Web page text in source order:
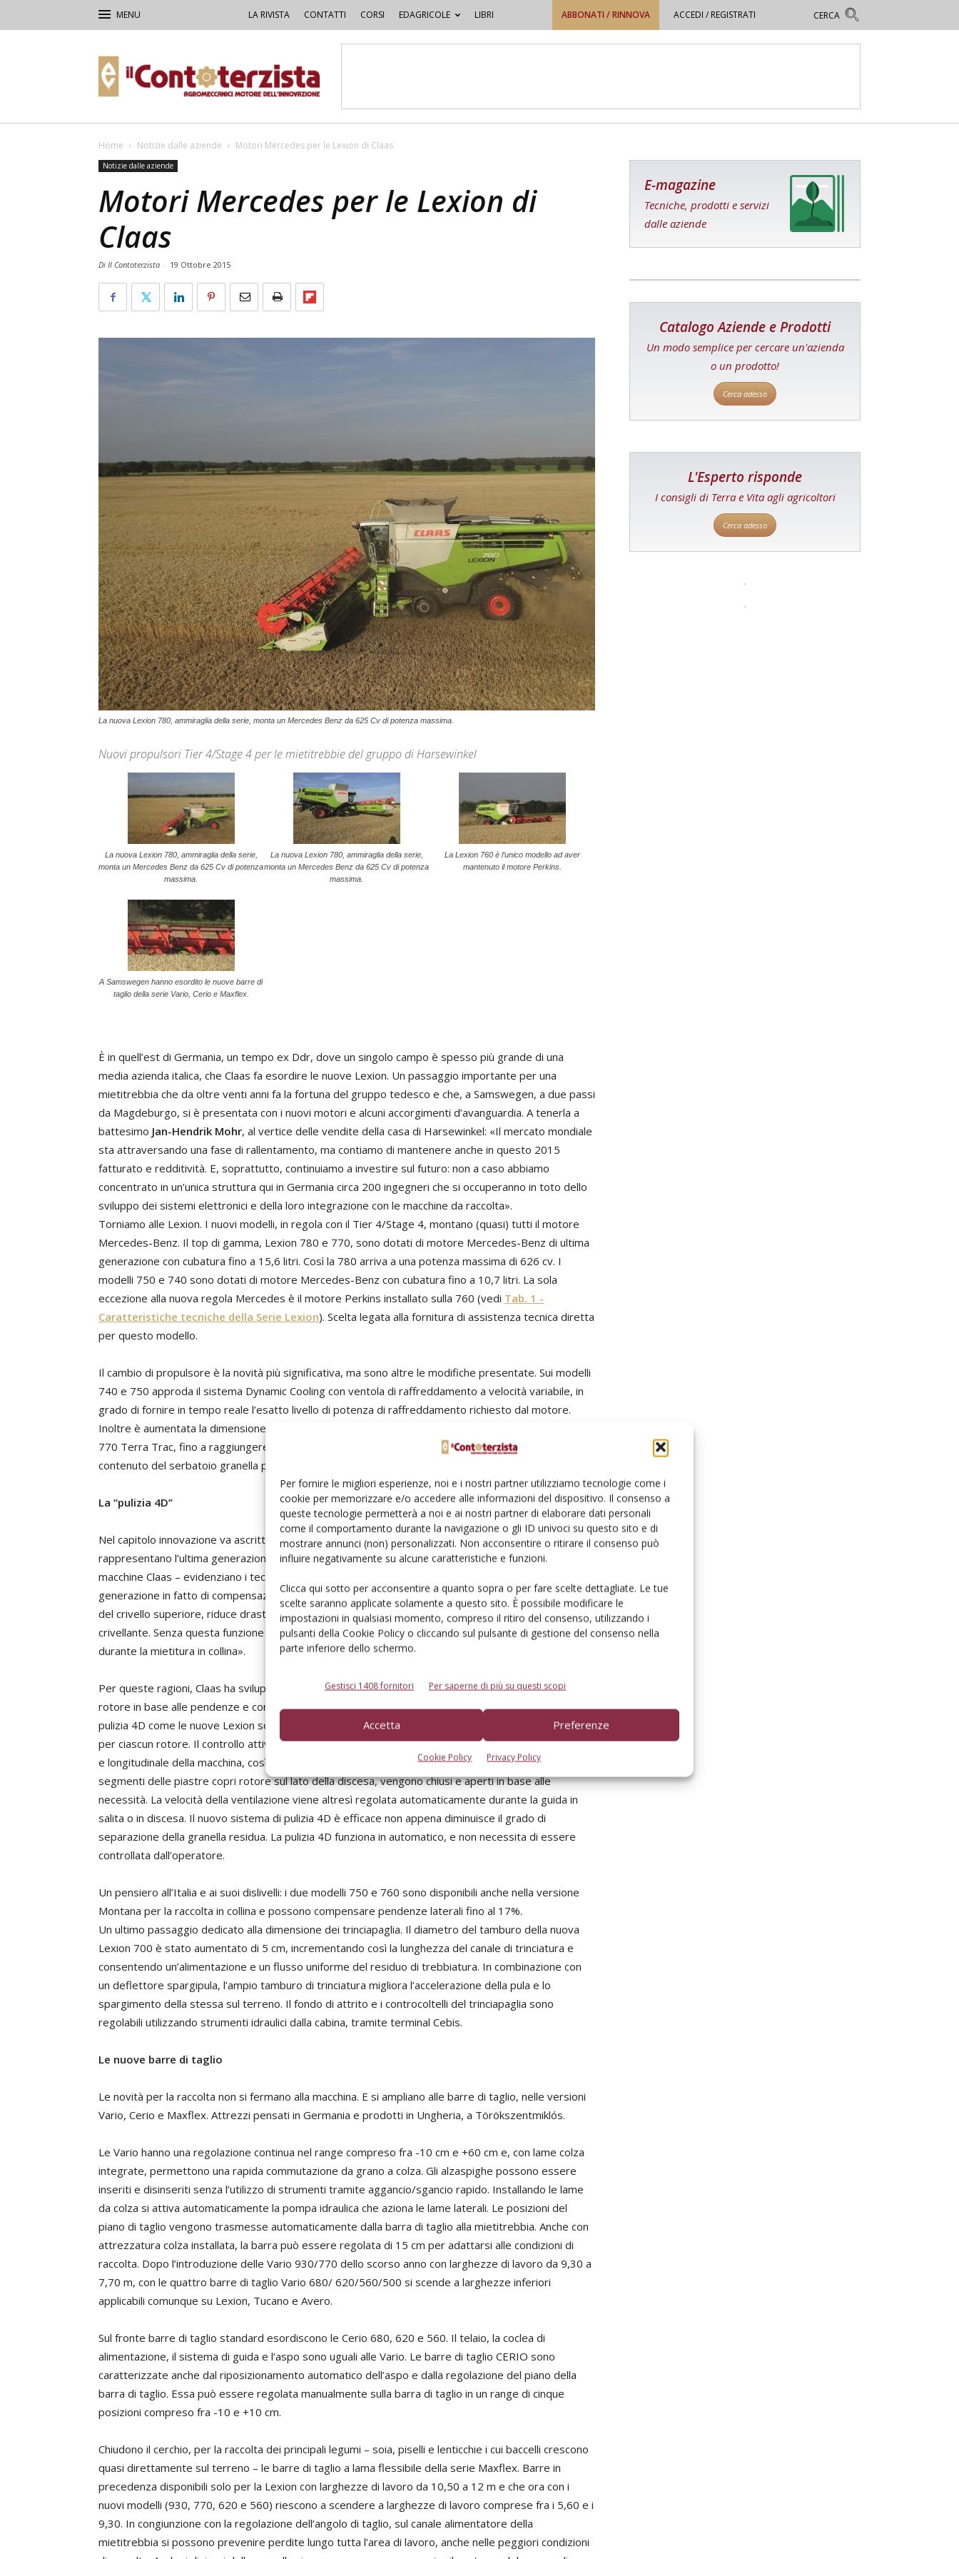
Per fornire le migliori esperienze, noi e i nostri partner utilizziamo tecnologie come i
cookie per memorizzare e/o accedere alle informazioni del dispositivo. Il consenso a
queste tecnologie permetterà a noi e ai nostri partner di elaborare dati personali
come il comportamento durante la navigazione o gli ID univoci su questo sito e di
mostrare annunci (non) personalizzati. Non acconsentire o ritirare il consenso può
influire negativamente su alcune caratteristiche e funzioni.
Clicca qui sotto per acconsentire a quanto sopra o per fare scelte dettagliate. Le tue
scelte saranno applicate solamente a questo sito. È possibile modificare le
impostazioni in qualsiasi momento, compreso il ritiro del consenso, utilizzando i
pulsanti della Cookie Policy o cliccando sul pulsante di gestione del consenso nella
parte inferiore dello schermo.
Gestisci 1408 fornitori Per saperne di più su questi scopi
Accetta Preferenze
Cookie Policy Privacy Policy
LA RIVISTA CONTATTI CORSI EDAGRICOLE LIBRI ABBONATI / RINNOVA ACCEDI / REGISTRATI
Contoterzista
Home Notizie dalle aziende Motori Mercedes per le Lexion di Claas
Notizie dalle aziende
Motori Mercedes per le Lexion di
Claas
Di Il Contoterzista - 19 Ottobre 2015
La nuova Lexion 780, ammiraglia della serie, monta un Mercedes Benz da 625 Cv di potenza massima.
Nuovi propulsori Tier 4/Stage 4 per le mietitrebbie del gruppo di Harsewinkel
La nuova Lexion 780, ammiraglia della serie,
monta un Mercedes Benz da 625 Cv di potenza
massima.
La nuova Lexion 780, ammiraglia della serie,
monta un Mercedes Benz da 625 Cv di potenza
massima.
La Lexion 760 è l’unico modello ad aver
mantenuto il motore Perkins.
A Samswegen hanno esordito le nuove barre di
taglio della serie Vario, Cerio e Maxflex.
È in quell’est di Germania, un tempo ex Ddr, dove un singolo campo è spesso più grande di una
media azienda italica, che Claas fa esordire le nuove Lexion. Un passaggio importante per una
mietitrebbia che da oltre venti anni fa la fortuna del gruppo tedesco e che, a Samswegen, a due passi
da Magdeburgo, si è presentata con i nuovi motori e alcuni accorgimenti d’avanguardia. A tenerla a
battesimo Jan-Hendrik Mohr, al vertice delle vendite della casa di Harsewinkel: «Il mercato mondiale
sta attraversando una fase di rallentamento, ma contiamo di mantenere anche in questo 2015
fatturato e redditività. E, soprattutto, continuiamo a investire sul futuro: non a caso abbiamo
concentrato in un’unica struttura qui in Germania circa 200 ingegneri che si occuperanno in toto dello
sviluppo dei sistemi elettronici e della loro integrazione con le macchine da raccolta».
Torniamo alle Lexion. I nuovi modelli, in regola con il Tier 4/Stage 4, montano (quasi) tutti il motore
Mercedes-Benz. Il top di gamma, Lexion 780 e 770, sono dotati di motore Mercedes-Benz di ultima
generazione con cubatura fino a 15,6 litri. Così la 780 arriva a una potenza massima di 626 cv. I
modelli 750 e 740 sono dotati di motore Mercedes-Benz con cubatura fino a 10,7 litri. La sola
eccezione alla nuova regola Mercedes è il motore Perkins installato sulla 760 (vedi Tab. 1 -
Caratteristiche tecniche della Serie Lexion). Scelta legata alla fornitura di assistenza tecnica diretta
per questo modello.
Il cambio di propulsore è la novità più significativa, ma sono altre le modifiche presentate. Sui modelli
740 e 750 approda il sistema Dynamic Cooling con ventola di raffreddamento a velocità variabile, in
grado di fornire in tempo reale l’esatto livello di potenza di raffreddamento richiesto dal motore.
Inoltre è aumentata la dimensione del serbatoio granella sulle due ammiraglie, la 780 Terra Trac e la
770 Terra Trac, fino a raggiungere una capacità massima di 13.500 litri. «Con uno scarico di 130 l/s il
contenuto del serbatoio granella può essere trasferito in meno di due minuti».
La “pulizia 4D”
Nel capitolo innovazione va ascritta la dotazione di accecatori sui primi due segmenti, che
rappresentano l’ultima generazione della tecnologia nella separazione della granella residua. «Sulle
macchine Claas – evidenziano i tecnici Claas – la pulizia 3D rappresentava precedentemente l’ultima
generazione in fatto di compensazione dell’oscillazione laterale. In questo processo, il controllo attivo
del crivello superiore, riduce drasticamente la distribuzione non omogenea della granella sul piano
crivellante. Senza questa funzione di compensazione, si corre un rischio di perdita di prodotto
durante la mietitura in collina».
Per queste ragioni, Claas ha sviluppato la pulizia 4D che consta di due componenti: controllo/gestione
rotore in base alle pendenze e controllo automatico della ventilazione. Le macchine caratterizzate da
pulizia 4D come le nuove Lexion sono inoltre dotate di un aggiuntivo terzo paio di piastre accecatrici
per ciascun rotore. Il controllo attivo delle piastre accecatrici rotore dipende dall’inclinazione laterale
e longitudinale della macchina, così come la potenza di separazione e pulizia. In questo processo, i
segmenti delle piastre copri rotore sul lato della discesa, vengono chiusi e aperti in base alle
necessità. La velocità della ventilazione viene altresì regolata automaticamente durante la guida in
salita o in discesa. Il nuovo sistema di pulizia 4D è efficace non appena diminuisce il grado di
separazione della granella residua. La pulizia 4D funziona in automatico, e non necessita di essere
controllata dall’operatore.
Un pensiero all’Italia e ai suoi dislivelli: i due modelli 750 e 760 sono disponibili anche nella versione
Montana per la raccolta in collina e possono compensare pendenze laterali fino al 17%.
Un ultimo passaggio dedicato alla dimensione dei trinciapaglia. Il diametro del tamburo della nuova
Lexion 700 è stato aumentato di 5 cm, incrementando così la lunghezza del canale di trinciatura e
consentendo un’alimentazione e un flusso uniforme del residuo di trebbiatura. In combinazione con
un deflettore spargipula, l’ampio tamburo di trinciatura migliora l’accelerazione della pula e lo
spargimento della stessa sul terreno. Il fondo di attrito e i controcoltelli del trinciapaglia sono
regolabili utilizzando strumenti idraulici dalla cabina, tramite terminal Cebis.
Le nuove barre di taglio
Le novità per la raccolta non si fermano alla macchina. E si ampliano alle barre di taglio, nelle versioni
Vario, Cerio e Maxflex. Attrezzi pensati in Germania e prodotti in Ungheria, a Törökszentmiklós.
Le Vario hanno una regolazione continua nel range compreso fra -10 cm e +60 cm e, con lame colza
integrate, permettono una rapida commutazione da grano a colza. Gli alzaspighe possono essere
inseriti e disinseriti senza l’utilizzo di strumenti tramite aggancio/sgancio rapido. Installando le lame
da colza si attiva automaticamente la pompa idraulica che aziona le lame laterali. Le posizioni del
piano di taglio vengono trasmesse automaticamente dalla barra di taglio alla mietitrebbia. Anche con
attrezzatura colza installata, la barra può essere regolata di 15 cm per adattarsi alle condizioni di
raccolta. Dopo l’introduzione delle Vario 930/770 dello scorso anno con larghezze di lavoro da 9,30 a
7,70 m, con le quattro barre di taglio Vario 680/ 620/560/500 si scende a larghezze inferiori
applicabili comunque su Lexion, Tucano e Avero.
Sul fronte barre di taglio standard esordiscono le Cerio 680, 620 e 560. Il telaio, la coclea di
alimentazione, il sistema di guida e l’aspo sono uguali alle Vario. Le barre di taglio CERIO sono
caratterizzate anche dal riposizionamento automatico dell’aspo e dalla regolazione del piano della
barra di taglio. Essa può essere regolata manualmente sulla barra di taglio in un range di cinque
posizioni compreso fra -10 e +10 cm.
Chiudono il cerchio, per la raccolta dei principali legumi – soia, piselli e lenticchie i cui baccelli crescono
quasi direttamente sul terreno – le barre di taglio a lama flessibile della serie Maxflex. Barre in
precedenza disponibili solo per la Lexion con larghezze di lavoro da 10,50 a 12 m e che ora con i
nuovi modelli (930, 770, 620 e 560) riescono a scendere a larghezze di lavoro comprese fra i 5,60 e i
9,30. In congiunzione con la regolazione dell’angolo di taglio, sul canale alimentatore della
mietitrebbia si possono prevenire perdite lungo tutta l’area di lavoro, anche nelle peggiori condizioni
E-magazine
Tecniche, prodotti e servizi
dalle aziende
Catalogo Aziende e Prodotti
Un modo semplice per cercare un'azienda
o un prodotto!
Cerca adesso
L'Esperto risponde
I consigli di Terra e Vita agli agricoltori
Cerca adesso